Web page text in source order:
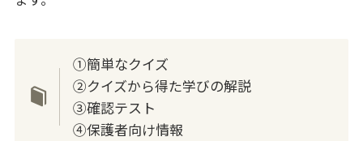
①簡単なクイズ
②クイズから得た学びの解説
③確認テスト
④保護者向け情報